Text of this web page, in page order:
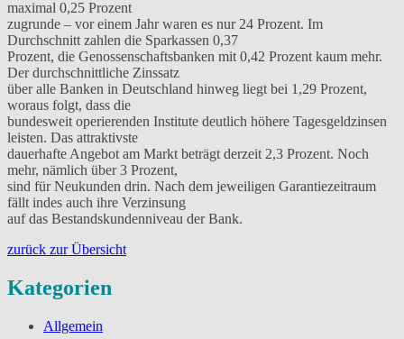
maximal 0,25 Prozent
zugrunde – vor einem Jahr waren es nur 24 Prozent. Im
Durchschnitt zahlen die Sparkassen 0,37
Prozent, die Genossenschaftsbanken mit 0,42 Prozent kaum mehr.
Der durchschnittliche Zinssatz
über alle Banken in Deutschland hinweg liegt bei 1,29 Prozent,
woraus folgt, dass die
bundesweit operierenden Institute deutlich höhere Tagesgeldzinsen
leisten. Das attraktivste
dauerhafte Angebot am Markt beträgt derzeit 2,3 Prozent. Noch
mehr, nämlich über 3 Prozent,
sind für Neukunden drin. Nach dem jeweiligen Garantiezeitraum
fällt indes auch ihre Verzinsung
auf das Bestandskundenniveau der Bank.
zurück zur Übersicht
Kategorien
Allgemein